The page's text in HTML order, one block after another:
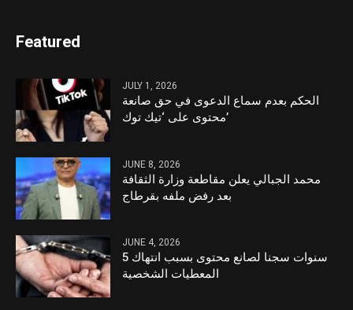
Featured
JULY 1, 2026
الحكم بعدم سماع الدعوى في حق صانعة
محتوى على ‘تيك توك’
JUNE 8, 2026
محمد الجبالي يعلن مقاطعة وزارة الثقافة
بعد رفض ملفه بقرطاج
JUNE 4, 2026
5 سنوات سجنا لصانع محتوى بسبب انتهاك
المعطيات الشخصية